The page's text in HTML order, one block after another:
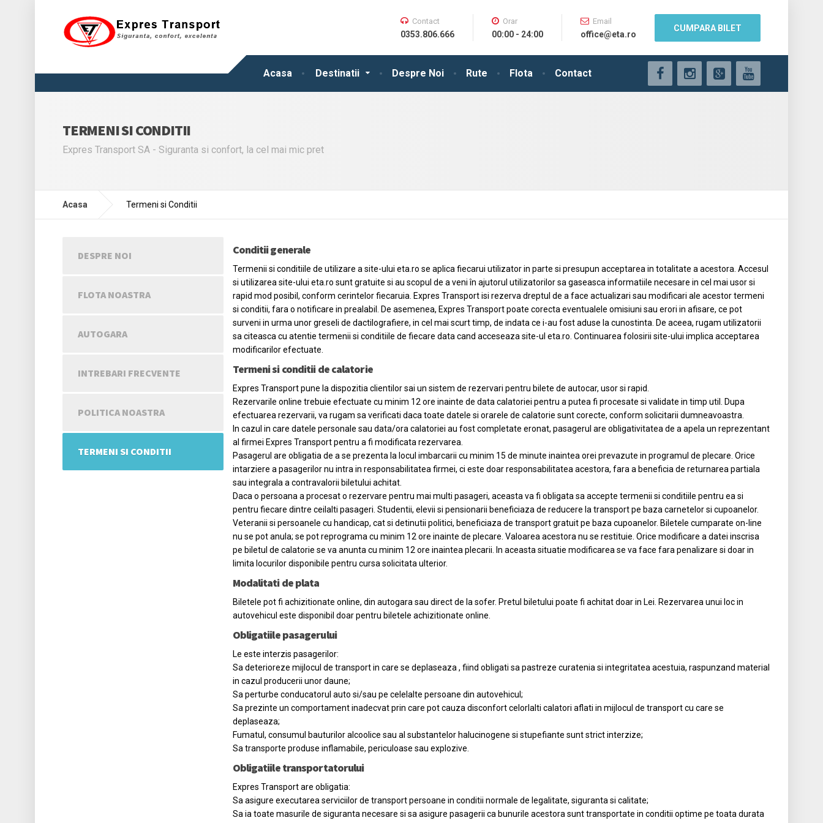
Acasa Destinatii Despre Noi Rute Flota Contact
Contact
0353.806.666
Orar
00:00 - 24:00
Email
office@eta.ro
CUMPARA BILET
TERMENI SI CONDITII
Expres Transport SA - Siguranta si confort, la cel mai mic pret
Acasa Termeni si Conditii
Conditii generale
Termenii si conditiile de utilizare a site-ului eta.ro se aplica fiecarui utilizator in parte si presupun acceptarea in totalitate a acestora. Accesul
si utilizarea site-ului eta.ro sunt gratuite si au scopul de a veni în ajutorul utilizatorilor sa gaseasca informatiile necesare in cel mai usor si
rapid mod posibil, conform cerintelor fiecaruia. Expres Transport isi rezerva dreptul de a face actualizari sau modificari ale acestor termeni
si conditii, fara o notificare in prealabil. De asemenea, Expres Transport poate corecta eventualele omisiuni sau erori in afisare, ce pot
surveni in urma unor greseli de dactilografiere, in cel mai scurt timp, de indata ce i-au fost aduse la cunostinta. De aceea, rugam utilizatorii
sa citeasca cu atentie termenii si conditiile de fiecare data cand acceseaza site-ul eta.ro. Continuarea folosirii site-ului implica acceptarea
modificarilor efectuate.
Termeni si conditii de calatorie
Expres Transport pune la dispozitia clientilor sai un sistem de rezervari pentru bilete de autocar, usor si rapid.
Rezervarile online trebuie efectuate cu minim 12 ore inainte de data calatoriei pentru a putea fi procesate si validate in timp util. Dupa
efectuarea rezervarii, va rugam sa verificati daca toate datele si orarele de calatorie sunt corecte, conform solicitarii dumneavoastra.
In cazul in care datele personale sau data/ora calatoriei au fost completate eronat, pasagerul are obligativitatea de a apela un reprezentant
al firmei Expres Transport pentru a fi modificata rezervarea.
Pasagerul are obligatia de a se prezenta la locul imbarcarii cu minim 15 de minute inaintea orei prevazute in programul de plecare. Orice
intarziere a pasagerilor nu intra in responsabilitatea firmei, ci este doar responsabilitatea acestora, fara a beneficia de returnarea partiala
sau integrala a contravalorii biletului achitat.
Daca o persoana a procesat o rezervare pentru mai multi pasageri, aceasta va fi obligata sa accepte termenii si conditiile pentru ea si
pentru fiecare dintre ceilalti pasageri. Studentii, elevii si pensionarii beneficiaza de reducere la transport pe baza carnetelor si cupoanelor.
Veteranii si persoanele cu handicap, cat si detinutii politici, beneficiaza de transport gratuit pe baza cupoanelor. Biletele cumparate on-line
nu se pot anula; se pot reprograma cu minim 12 ore inainte de plecare. Valoarea acestora nu se restituie. Orice modificare a datei inscrisa
pe biletul de calatorie se va anunta cu minim 12 ore inaintea plecarii. In aceasta situatie modificarea se va face fara penalizare si doar in
limita locurilor disponibile pentru cursa solicitata ulterior.
Modalitati de plata
Biletele pot fi achizitionate online, din autogara sau direct de la sofer. Pretul biletului poate fi achitat doar in Lei. Rezervarea unui loc in
autovehicul este disponibil doar pentru biletele achizitionate online.
Obligatiile pasagerului
Le este interzis pasagerilor:
Sa deterioreze mijlocul de transport in care se deplaseaza , fiind obligati sa pastreze curatenia si integritatea acestuia, raspunzand material
in cazul producerii unor daune;
Sa perturbe conducatorul auto si/sau pe celelalte persoane din autovehicul;
Sa prezinte un comportament inadecvat prin care pot cauza disconfort celorlalti calatori aflati in mijlocul de transport cu care se
deplaseaza;
Fumatul, consumul bauturilor alcoolice sau al substantelor halucinogene si stupefiante sunt strict interzize;
Sa transporte produse inflamabile, periculoase sau explozive.
Obligatiile transportatorului
Expres Transport are obligatia:
Sa asigure executarea serviciilor de transport persoane in conditii normale de legalitate, siguranta si calitate;
Sa ia toate masurile de siguranta necesare si sa asigure pasagerii ca bunurile acestora sunt transportate in conditii optime pe toata durata
DESPRE NOI
FLOTA NOASTRA
AUTOGARA
INTREBARI FRECVENTE
POLITICA NOASTRA
TERMENI SI CONDITII